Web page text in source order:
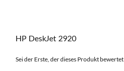
HP DeskJet 2920
Sei der Erste, der dieses Produkt bewertet